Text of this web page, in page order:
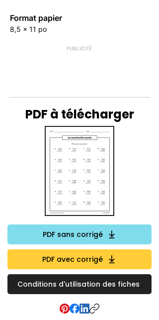
Format papier
8,5 x 11 po
PUBLICITÉ
PDF à télécharger
PDF sans corrigé
PDF avec corrigé
Conditions d'utilisation des fiches